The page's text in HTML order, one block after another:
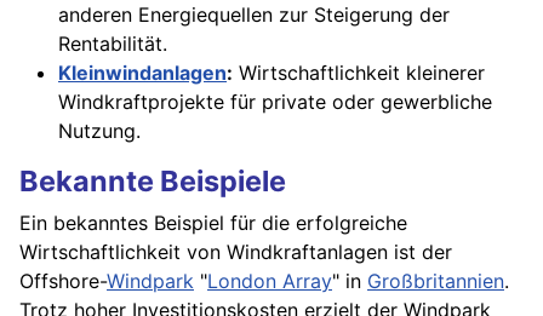
anderen Energiequellen zur Steigerung der
Rentabilität.
Kleinwindanlagen: Wirtschaftlichkeit kleinerer
Windkraftprojekte für private oder gewerbliche
Nutzung.
Bekannte Beispiele
Ein bekanntes Beispiel für die erfolgreiche
Wirtschaftlichkeit von Windkraftanlagen ist der
Offshore-Windpark "London Array" in Großbritannien.
Trotz hoher Investitionskosten erzielt der Windpark